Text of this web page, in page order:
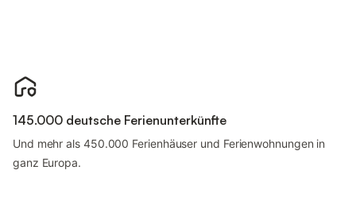
145.000 deutsche Ferienunterkünfte
Und mehr als 450.000 Ferienhäuser und Ferienwohnungen in
ganz Europa.